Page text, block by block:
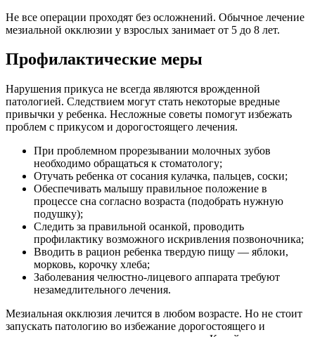
Не все операции проходят без осложнений. Обычное лечение
мезиальной окклюзии у взрослых занимает от 5 до 8 лет.
Профилактические меры
Нарушения прикуса не всегда являются врожденной
патологией. Следствием могут стать некоторые вредные
привычки у ребенка. Несложные советы помогут избежать
проблем с прикусом и дорогостоящего лечения.
При проблемном прорезывании молочных зубов
необходимо обращаться к стоматологу;
Отучать ребенка от сосания кулачка, пальцев, соски;
Обеспечивать малышу правильное положение в
процессе сна согласно возраста (подобрать нужную
подушку);
Следить за правильной осанкой, проводить
профилактику возможного искривления позвоночника;
Вводить в рацион ребенка твердую пищу — яблоки,
морковь, корочку хлеба;
Заболевания челюстно-лицевого аппарата требуют
незамедлительного лечения.
Мезиальная окклюзия лечится в любом возрасте. Но не стоит
запускать патологию во избежание дорогостоящего и